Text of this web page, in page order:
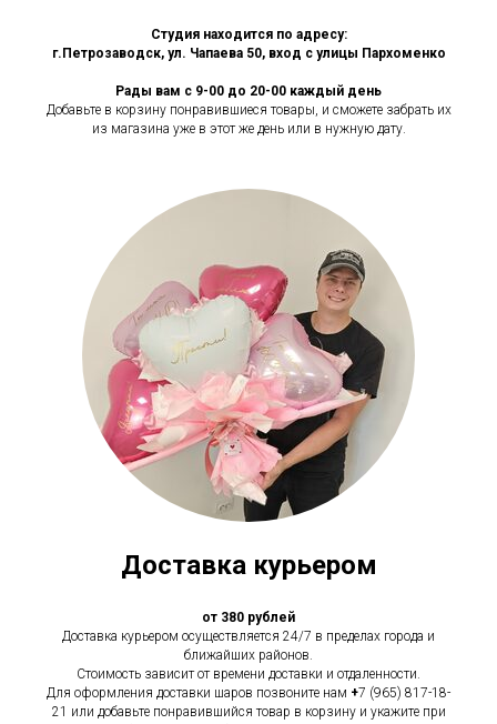
Студия находится по адресу:
г.Петрозаводск, ул. Чапаева 50, вход с улицы Пархоменко
Рады вам с 9-00 до 20-00 каждый день
Добавьте в корзину понравившиеся товары, и сможете забрать их
из магазина уже в этот же день или в нужную дату.
Доставка курьером
от 380 рублей
Доставка курьером осуществляется 24/7 в пределах города и
ближайших районов.
Стоимость зависит от времени доставки и отдаленности.
Для оформления доставки шаров позвоните нам +7 (965) 817-18-
21 или добавьте понравившийся товар в корзину и укажите при